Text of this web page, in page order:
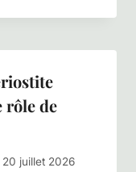
rôle de
20 juillet 2026